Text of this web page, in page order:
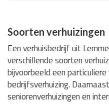
Soorten verhuizingen
Een verhuisbedrijf uit
verschillende soorten
bijvoorbeeld een particuliere
bedrijfsverhuizing.
seniorenverhuizingen en